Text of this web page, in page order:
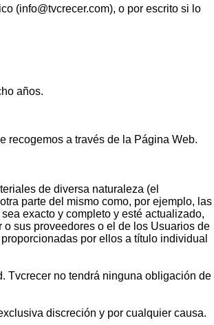
(info@tvcrecer.com), o por escrito si lo
años.
recogemos a través de la Página Web.
de diversa naturaleza (el
parte del mismo como, por ejemplo, las
exacto y completo y esté actualizado,
sus proveedores o el de los Usuarios de
por ellos a título individual
Tvcrecer no tendrá ninguna obligación de
discreción y por cualquier causa.